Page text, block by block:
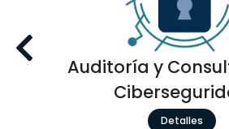
Auditoría y
Detalles